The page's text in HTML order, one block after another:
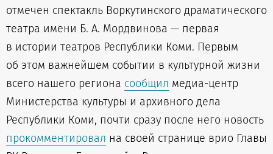
отмечен спектакль Воркутинского драматического
театра имени Б. А. Мордвинова — первая
в истории театров Республики Коми. Первым
об этом важнейшем событии в культурной жизни
всего нашего региона сообщил медиа-центр
Министерства культуры и архивного дела
Республики Коми, почти сразу после него новость
прокомментировал на своей странице врио Главы